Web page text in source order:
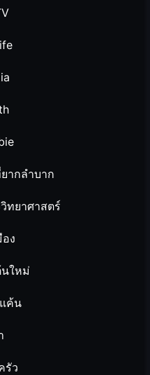
ากลำบาก
ทยาศาสตร์
อง
นใหม่
ค้น
รัว